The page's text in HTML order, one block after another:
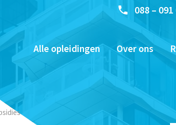
088 – 091
Alle opleidingen Over ons